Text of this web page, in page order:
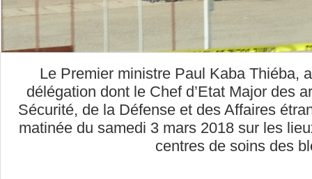
Le Premier ministre Paul Kaba Thiéba,
délégation dont le Chef d’Etat Major des
Sécurité, de la Défense et des Affaires
matinée du samedi 3 mars 2018 sur les
centres de soins des